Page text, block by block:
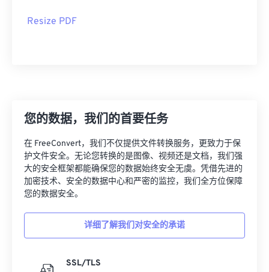
Resize PDF
您的数据，我们的首要任务
在 FreeConvert，我们不仅提供文件转换服务，更致力于保
护文件安全。无论您转换的是图像、视频还是文档，我们强
大的安全框架都能确保您的数据始终安全无虞。凭借先进的
加密技术、安全的数据中心和严密的监控，我们全方位保障
您的数据安全。
详细了解我们对安全的承诺
SSL/TLS